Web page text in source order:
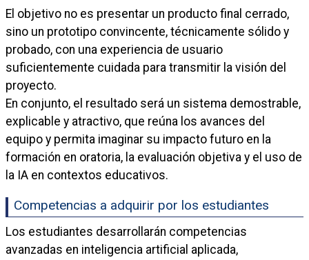
El objetivo no es presentar un producto final cerrado,
sino un prototipo convincente, técnicamente sólido y
probado, con una experiencia de usuario
suficientemente cuidada para transmitir la visión del
proyecto.
En conjunto, el resultado será un sistema demostrable,
explicable y atractivo, que reúna los avances del
equipo y permita imaginar su impacto futuro en la
formación en oratoria, la evaluación objetiva y el uso de
la IA en contextos educativos.
Competencias a adquirir por los estudiantes
Los estudiantes desarrollarán competencias
avanzadas en inteligencia artificial aplicada,